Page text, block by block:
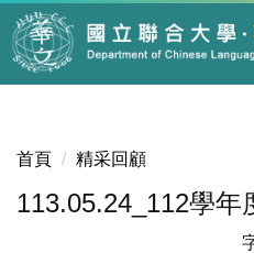
跳
到
主
容
首頁 精采回顧
113.05.24_112學年